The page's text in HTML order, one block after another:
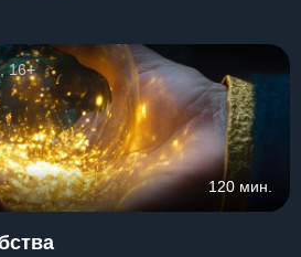
16+
120 мин.